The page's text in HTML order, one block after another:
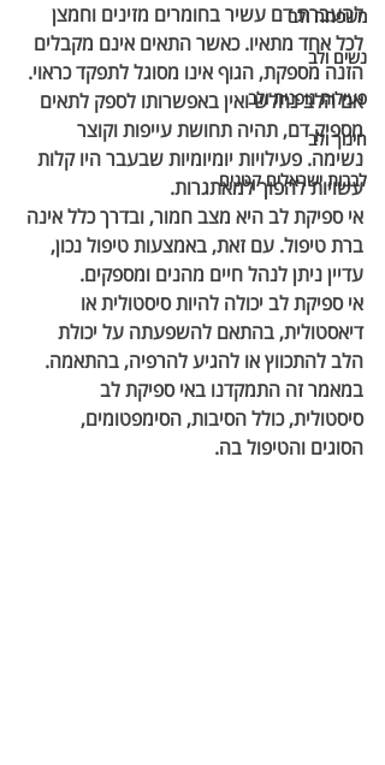
משפחה ולב
נשים ולב
פעילות גופנית ולב
חינוך ולב
לבבות ישראלים קטנים
להעברת דם עשיר בחומרים מזינים וחמצן
לכל אחד מתאיו. כאשר התאים אינם מקבלים
הזנה מספקת, הגוף אינו מסוגל לתפקד כראוי.
אם הלב נחלש ואין באפשרותו לספק לתאים
מספיק דם, תהיה תחושת עייפות וקוצר
נשימה. פעילויות יומיומיות שבעבר היו קלות
עשויות להפוך למאתגרות.
אי ספיקת לב היא מצב חמור, ובדרך כלל אינה
ברת טיפול. עם זאת, באמצעות טיפול נכון,
עדיין ניתן לנהל חיים מהנים ומספקים.
אי ספיקת לב יכולה להיות סיסטולית או
דיאסטולית, בהתאם להשפעתה על יכולת
הלב להתכווץ או להגיע להרפיה, בהתאמה.
במאמר זה התמקדנו באי ספיקת לב
סיסטולית, כולל הסיבות, הסימפטומים,
הסוגים והטיפול בה.